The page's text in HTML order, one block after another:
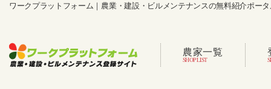
ワークプラットフォーム｜農業・建設・ビルメンテナンスの無料紹介ポー
農家一覧